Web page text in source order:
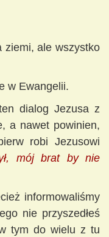
ziemi, ale wszystko
w Ewangelii.
dialog Jezusa z
a nawet powinien,
robi Jezusowi
mój brat by nie
informowaliśmy
nie przyszedłeś
tym do wielu z tu